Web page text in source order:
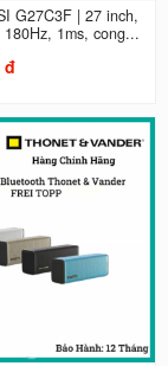
G27C3F | 27 inch,
1ms, cong...
đ